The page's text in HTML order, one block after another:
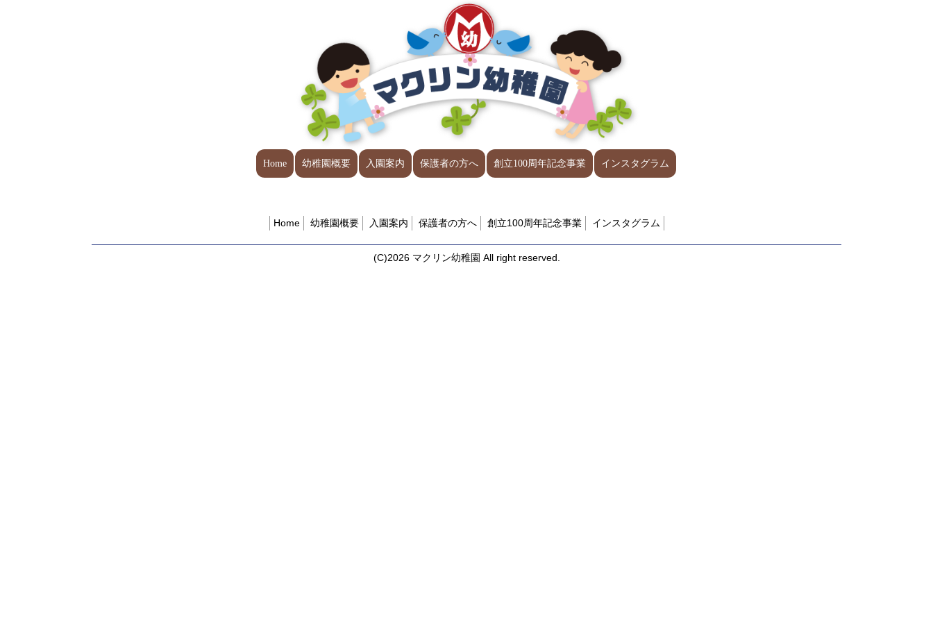
Home 幼稚園概要 入園案内 保護者の方へ 創立100周年記念事業 インスタグラム
Home 幼稚園概要 入園案内 保護者の方へ 創立100周年記念事業 インスタグラム
(C)2026 マクリン幼稚園 All right reserved.